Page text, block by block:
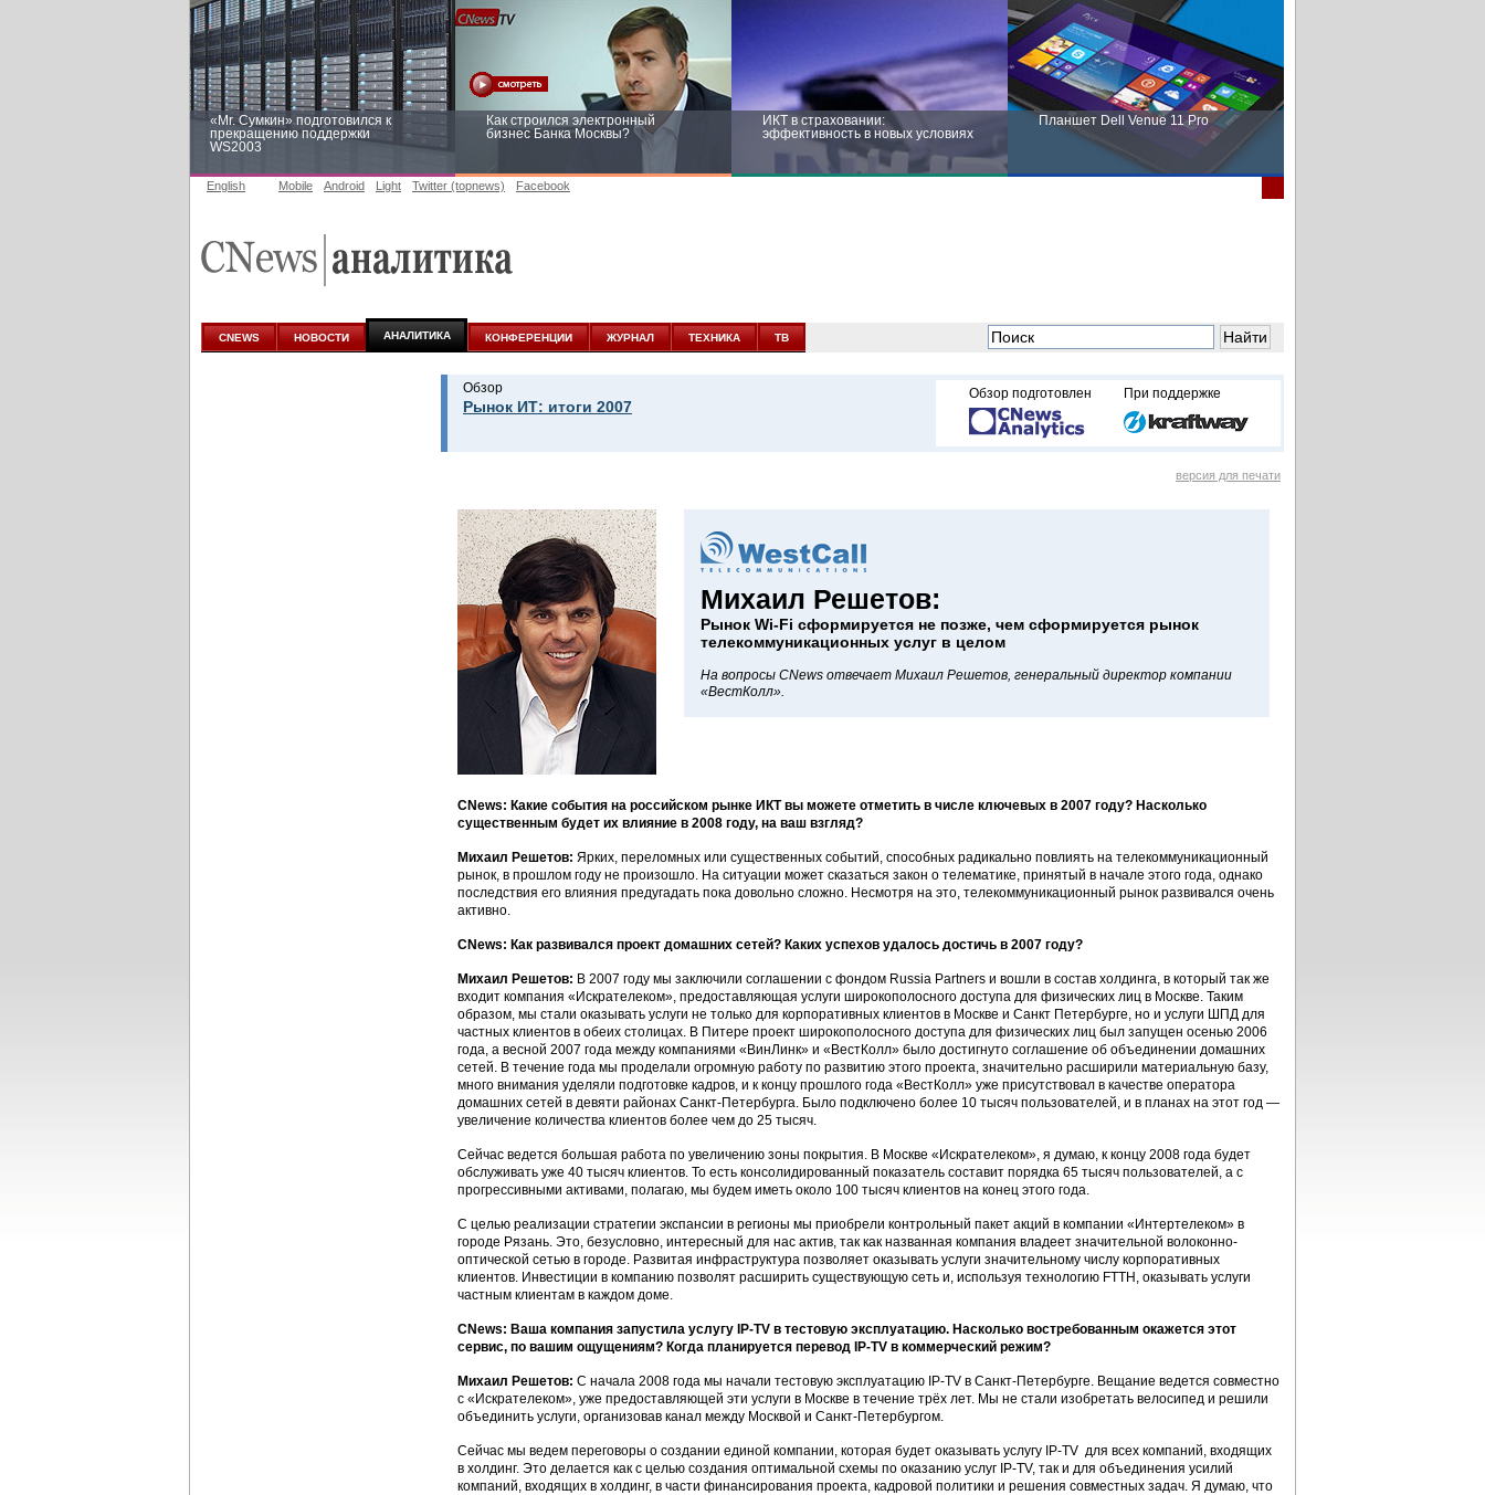
«Mr. Сумкин» подготовился к
прекращению поддержки
WS2003
Как строился электронный
бизнес Банка Москвы?
ИКТ в страховании:
эффективность в новых условиях
Планшет Dell Venue 11 Pro
аналитике
новых условиях
English Mobile Android Light Twitter (topnews) Facebook
CNEWS НОВОСТИ АНАЛИТИКА КОНФЕРЕНЦИИ ЖУРНАЛ ТЕХНИКА ТВ
Обзор
Рынок ИТ: итоги 2007
Обзор подготовлен При поддержке
версия для печати
Михаил Решетов:
Рынок Wi-Fi сформируется не позже, чем сформируется рынок
телекоммуникационных услуг в целом
На вопросы CNews отвечает Михаил Решетов, генеральный директор компании
«ВестКолл».
CNews: Какие события на российском рынке ИКТ вы можете отметить в числе ключевых в 2007 году? Насколько
существенным будет их влияние в 2008 году, на ваш взгляд?
Михаил Решетов: Ярких, переломных или существенных событий, способных радикально повлиять на телекоммуникационный
рынок, в прошлом году не произошло. На ситуации может сказаться закон о телематике, принятый в начале этого года, однако
последствия его влияния предугадать пока довольно сложно. Несмотря на это, телекоммуникационный рынок развивался очень
активно.
CNews: Как развивался проект домашних сетей? Каких успехов удалось достичь в 2007 году?
Михаил Решетов: В 2007 году мы заключили соглашении с фондом Russia Partners и вошли в состав холдинга, в который так же
входит компания «Искрателеком», предоставляющая услуги широкополосного доступа для физических лиц в Москве. Таким
образом, мы стали оказывать услуги не только для корпоративных клиентов в Москве и Санкт Петербурге, но и услуги ШПД для
частных клиентов в обеих столицах. В Питере проект широкополосного доступа для физических лиц был запущен осенью 2006
года, а весной 2007 года между компаниями «ВинЛинк» и «ВестКолл» было достигнуто соглашение об объединении домашних
сетей. В течение года мы проделали огромную работу по развитию этого проекта, значительно расширили материальную базу,
много внимания уделяли подготовке кадров, и к концу прошлого года «ВестКолл» уже присутствовал в качестве оператора
домашних сетей в девяти районах Санкт-Петербурга. Было подключено более 10 тысяч пользователей, и в планах на этот год —
увеличение количества клиентов более чем до 25 тысяч.
Сейчас ведется большая работа по увеличению зоны покрытия. В Москве «Искрателеком», я думаю, к концу 2008 года будет
обслуживать уже 40 тысяч клиентов. То есть консолидированный показатель составит порядка 65 тысяч пользователей, а с
прогрессивными активами, полагаю, мы будем иметь около 100 тысяч клиентов на конец этого года.
С целью реализации стратегии экспансии в регионы мы приобрели контрольный пакет акций в компании «Интертелеком» в
городе Рязань. Это, безусловно, интересный для нас актив, так как названная компания владеет значительной волоконно-
оптической сетью в городе. Развитая инфраструктура позволяет оказывать услуги значительному числу корпоративных
клиентов. Инвестиции в компанию позволят расширить существующую сеть и, используя технологию FTTH, оказывать услуги
частным клиентам в каждом доме.
CNews: Ваша компания запустила услугу IP-TV в тестовую эксплуатацию. Насколько востребованным окажется этот
сервис, по вашим ощущениям? Когда планируется перевод IP-TV в коммерческий режим?
Михаил Решетов: C начала 2008 года мы начали тестовую эксплуатацию IP-TV в Санкт-Петербурге. Вещание ведется совместно
с «Искрателеком», уже предоставляющей эти услуги в Москве в течение трёх лет. Мы не стали изобретать велосипед и решили
объединить услуги, организовав канал между Москвой и Санкт-Петербургом.
Сейчас мы ведем переговоры о создании единой компании, которая будет оказывать услугу IP-TV для всех компаний, входящих
в холдинг. Это делается как с целью создания оптимальной схемы по оказанию услуг IP-TV, так и для объединения усилий
компаний, входящих в холдинг, в части финансирования проекта, кадровой политики и решения совместных задач. Я думаю, что